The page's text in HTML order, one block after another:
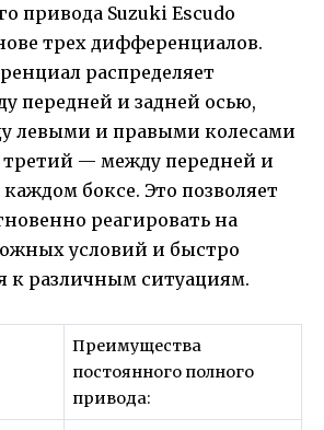
привода Suzuki Escudo
трех дифференциалов.
распределяет
передней и задней осью,
левыми и правыми колесами
третий — между передней и
боксе. Это позволяет
реагировать на
условий и быстро
к различным ситуациям.
Преимущества
постоянного полного
привода: